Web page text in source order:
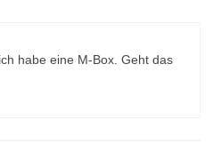
habe eine M-Box. Geht das